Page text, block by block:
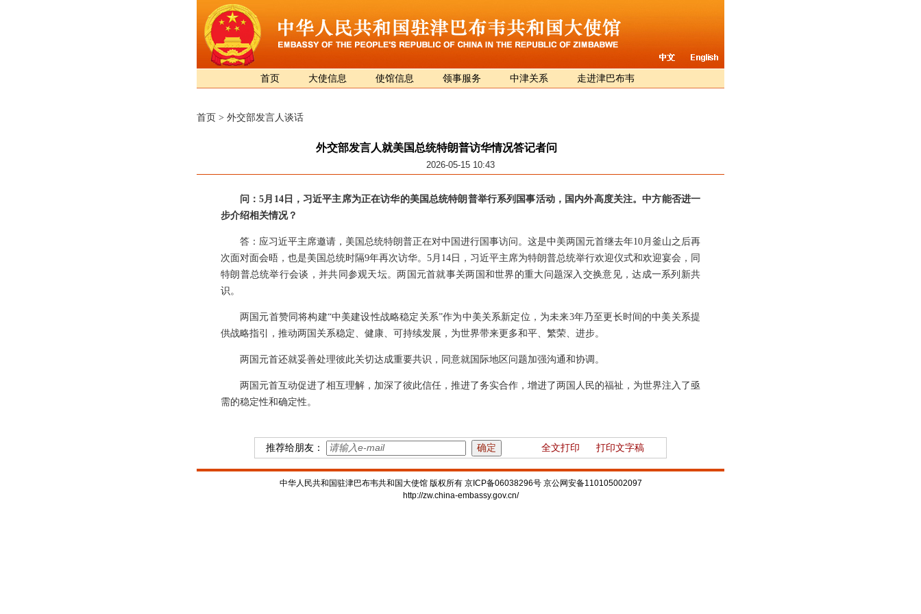
首页 大使信息 使馆信息 领事服务 中津关系 走进津巴布韦
首页 > 外交部发言人谈话
外交部发言人就美国总统特朗普访华情况答记者问
2026-05-15 10:43
问：5月14日，习近平主席为正在访华的美国总统特朗普举行系列国事活动，国内外高度关注。中方能否进一
步介绍相关情况？
答：应习近平主席邀请，美国总统特朗普正在对中国进行国事访问。这是中美两国元首继去年10月釜山之后再
次面对面会晤，也是美国总统时隔9年再次访华。5月14日，习近平主席为特朗普总统举行欢迎仪式和欢迎宴会，同
特朗普总统举行会谈，并共同参观天坛。两国元首就事关两国和世界的重大问题深入交换意见，达成一系列新共
识。
两国元首赞同将构建“中美建设性战略稳定关系”作为中美关系新定位，为未来3年乃至更长时间的中美关系提
供战略指引，推动两国关系稳定、健康、可持续发展，为世界带来更多和平、繁荣、进步。
两国元首还就妥善处理彼此关切达成重要共识，同意就国际地区问题加强沟通和协调。
两国元首互动促进了相互理解，加深了彼此信任，推进了务实合作，增进了两国人民的福祉，为世界注入了亟
需的稳定性和确定性。
推荐给朋友： 全文打印 打印文字稿
中华人民共和国驻津巴布韦共和国大使馆 版权所有 京ICP备06038296号 京公网安备110105002097
http://zw.china-embassy.gov.cn/